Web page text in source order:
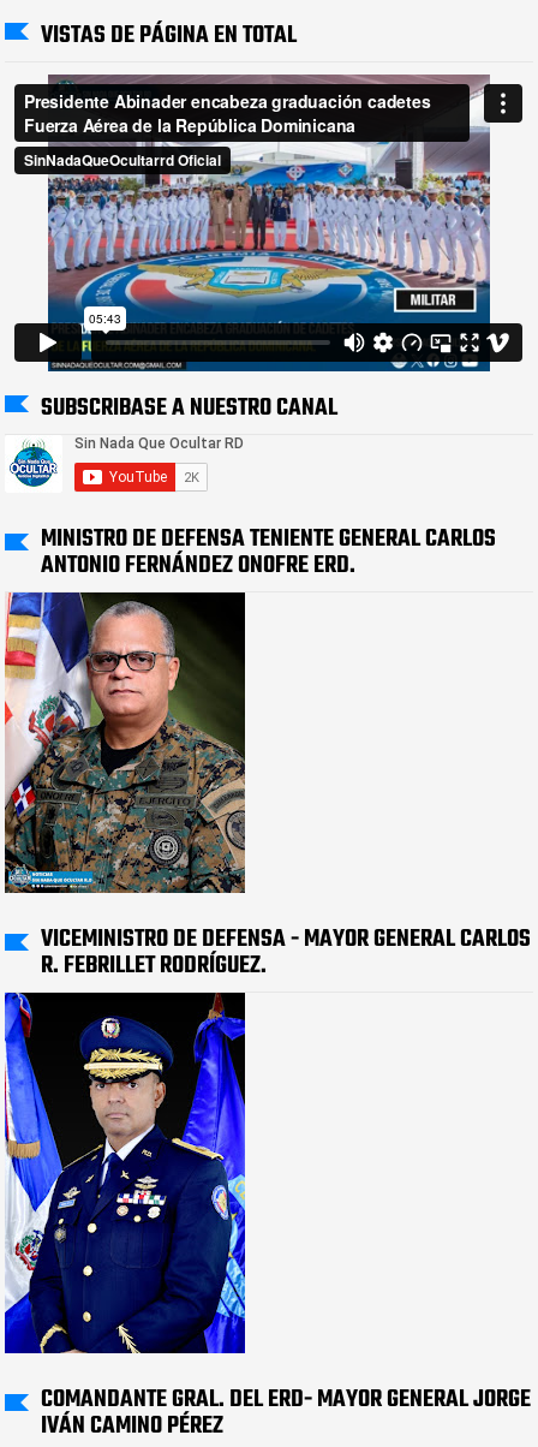
VISTAS DE PÁGINA EN TOTAL
SUBSCRIBASE A NUESTRO CANAL
MINISTRO DE DEFENSA TENIENTE GENERAL CARLOS
ANTONIO FERNÁNDEZ ONOFRE ERD.
VICEMINISTRO DE DEFENSA - MAYOR GENERAL CARLOS
R. FEBRILLET RODRÍGUEZ.
COMANDANTE GRAL. DEL ERD- MAYOR GENERAL JORGE
IVÁN CAMINO PÉREZ